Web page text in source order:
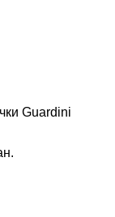
Guardini